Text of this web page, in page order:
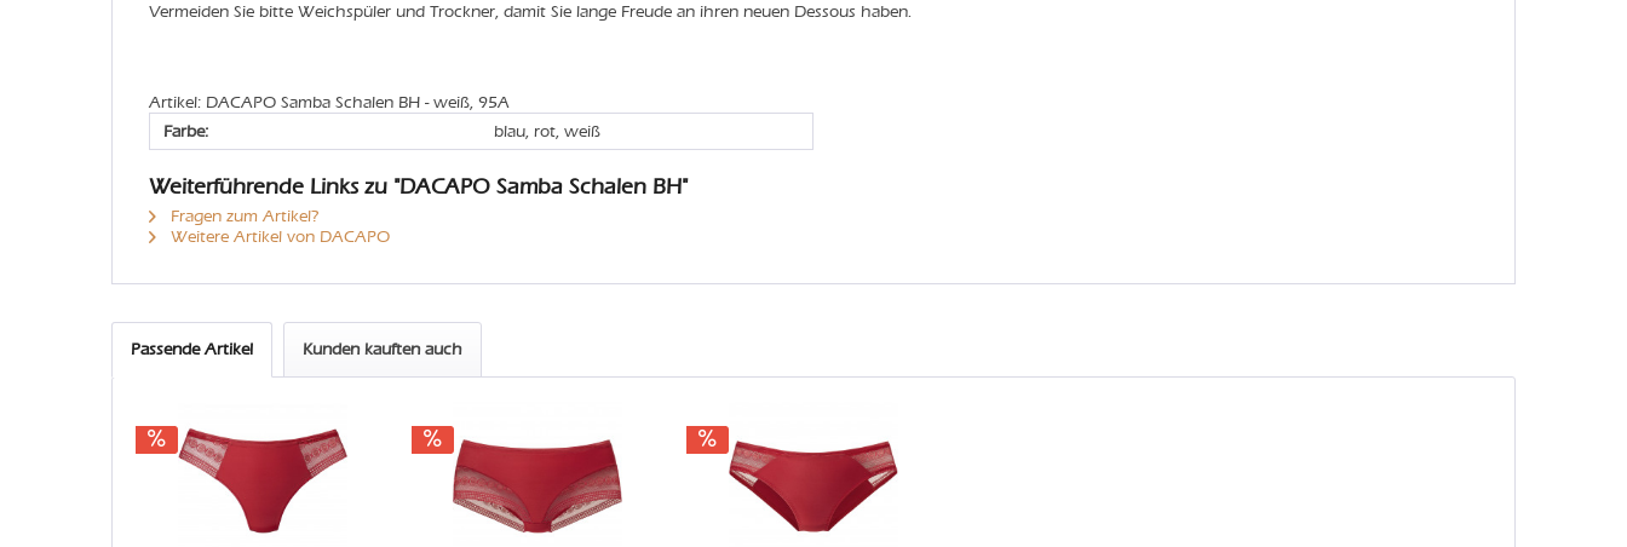
Vermeiden Sie bitte Weichspüler und Trockner, damit Sie lange Freude an ihren neuen Dessous haben.
Artikel: DACAPO Samba Schalen BH - weiß, 95A
Farbe:
blau, rot, weiß
Weiterführende Links zu "DACAPO Samba Schalen BH"
Fragen zum Artikel?
Weitere Artikel von DACAPO
Passende Artikel Kunden kauften auch